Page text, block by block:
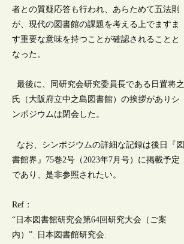
者との質疑応答も行われ、あらためて五法則
が、現代の図書館の課題を考える上でますま
す重要な意味を持つことが確認されることと
なった。
最後に、同研究会研究委員長である日置将之
氏（大阪府立中之島図書館）の挨拶がありシ
ンポジウムは閉会した。
なお、シンポジウムの詳細な記録は後日『図
書館界』75巻2号（2023年7月号）に掲載予定
であり、是非参照されたい。
Ref：
“日本図書館研究会第64回研究大会（ご案
内）”. 日本図書館研究会.